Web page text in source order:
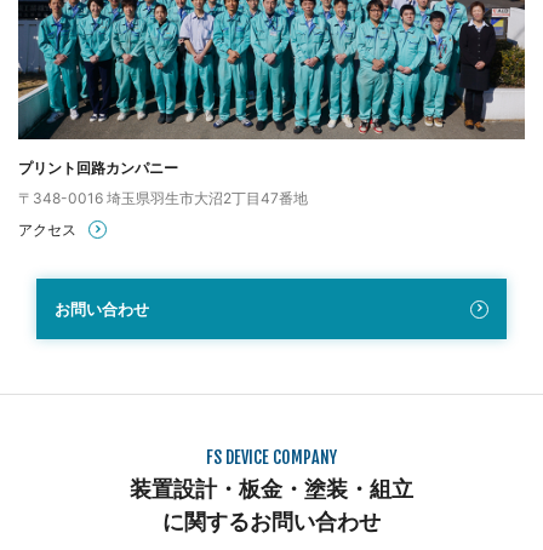
プリント回路カンパニー
〒348-0016 埼玉県羽生市大沼2丁目47番地
アクセス
お問い合わせ
FS DEVICE COMPANY
装置設計・板金・塗装・組立
に関するお問い合わせ